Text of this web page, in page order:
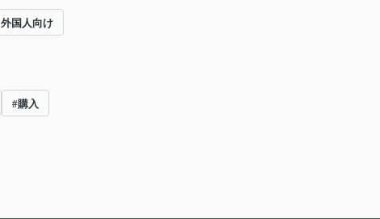
外国人向け
#購入